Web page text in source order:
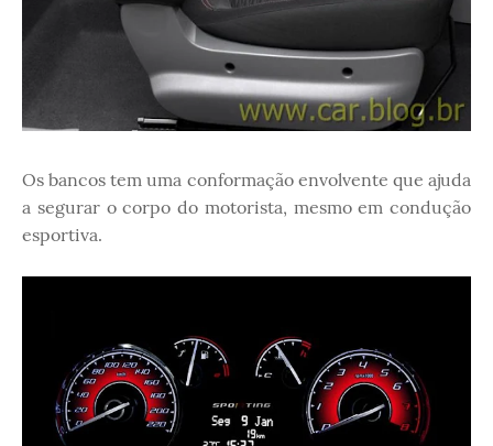
Os bancos tem uma conformação envolvente que ajuda
a segurar o corpo do motorista, mesmo em condução
esportiva.